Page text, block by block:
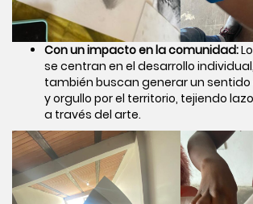
Con un impacto en la comunidad:
se centran en el desarrollo
también buscan generar un
y orgullo por el territorio, tejiendo
a través del arte.